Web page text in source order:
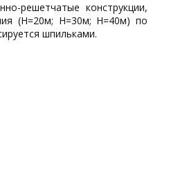
решетчатые конструкции,
(Н=20м; Н=30м; Н=40м) по
шпильками.